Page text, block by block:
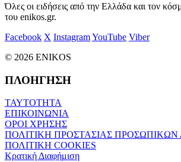
Όλες οι ειδήσεις από την Ελλάδα και τον
του enikos.gr.
Facebook X InstagramYouTube Viber
© 2026 ENIKOS
ΠΛΟΗΓΗΣΗ
ΤΑΥΤΟΤΗΤΑ
ΕΠΙΚΟΙΝΩΝΙΑ
ΟΡΟΙ ΧΡΗΣΗΣ
ΠΟΛΙΤΙΚΗ ΠΡΟΣΤΑΣΙΑΣ
ΠΟΛΙΤΙΚΗ COOKIES
Κρατική Διαφήμιση